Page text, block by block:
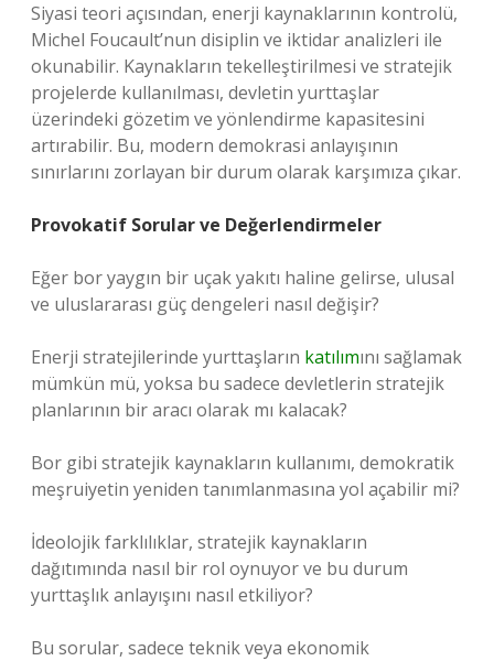
Siyasi teori açısından, enerji kaynaklarının kontrolü,
Michel Foucault’nun disiplin ve iktidar analizleri ile
okunabilir. Kaynakların tekelleştirilmesi ve stratejik
projelerde kullanılması, devletin yurttaşlar
üzerindeki gözetim ve yönlendirme kapasitesini
artırabilir. Bu, modern demokrasi anlayışının
sınırlarını zorlayan bir durum olarak karşımıza çıkar.
Provokatif Sorular ve Değerlendirmeler
Eğer bor yaygın bir uçak yakıtı haline gelirse, ulusal
ve uluslararası güç dengeleri nasıl değişir?
Enerji stratejilerinde yurttaşların katılımını sağlamak
mümkün mü, yoksa bu sadece devletlerin stratejik
planlarının bir aracı olarak mı kalacak?
Bor gibi stratejik kaynakların kullanımı, demokratik
meşruiyetin yeniden tanımlanmasına yol açabilir mi?
İdeolojik farklılıklar, stratejik kaynakların
dağıtımında nasıl bir rol oynuyor ve bu durum
yurttaşlık anlayışını nasıl etkiliyor?
Bu sorular, sadece teknik veya ekonomik